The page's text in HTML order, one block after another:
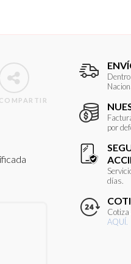
por
días.
AQUÍ.